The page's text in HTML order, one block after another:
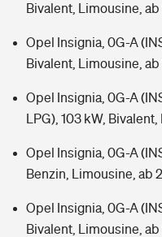
Bivalent, Limousine, ab
Opel Insignia, 0G-A
Bivalent, Limousine, ab
Opel Insignia, 0G-A
LPG), 103 kW,
Opel Insignia, 0G-A
Benzin, Limousine, ab
Opel Insignia, 0G-A
Bivalent, Limousine, ab